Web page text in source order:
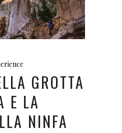
GROTTA
E LA
NINFA